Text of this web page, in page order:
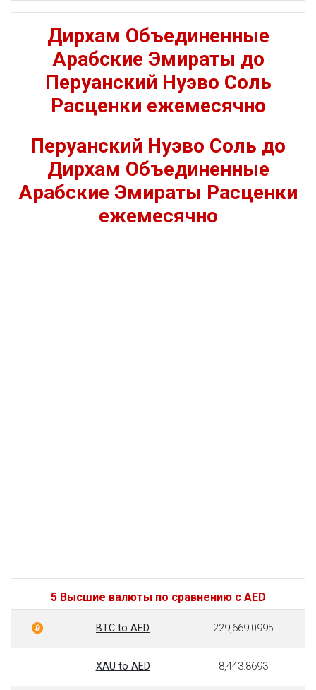
Дирхам Объединенные
Арабские Эмираты до
Перуанский Нуэво Соль
Расценки ежемесячно
Перуанский Нуэво Соль до
Дирхам Объединенные
Арабские Эмираты Расценки
ежемесячно
5 Высшие валюты по сравнению с AED
BTC to AED 229,669.0995
XAU to AED 8,443.8693